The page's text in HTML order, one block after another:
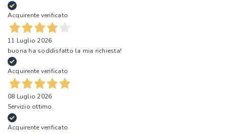
Acquirente verificato
11 Luglio 2026
buona ha soddisfatto la mia richiesta!
Acquirente verificato
08 Luglio 2026
Servizio ottimo.
Acquirente verificato